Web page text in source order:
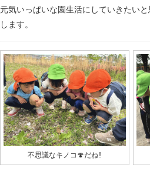
元気いっぱいな園生活にしていきたい
します。
不思議なキノコ🍄だね‼︎